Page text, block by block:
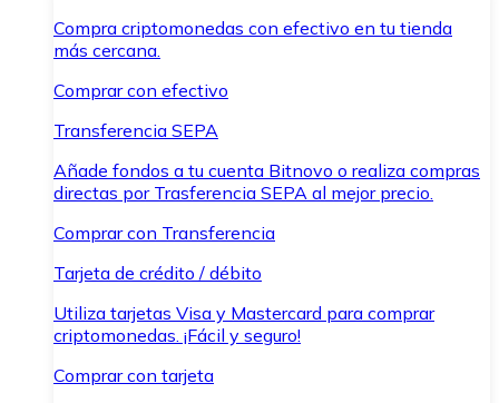
Compra criptomonedas con efectivo en tu tienda
más cercana.
Comprar con efectivo
Transferencia SEPA
Añade fondos a tu cuenta Bitnovo o realiza compras
directas por Trasferencia SEPA al mejor precio.
Comprar con Transferencia
Tarjeta de crédito / débito
Utiliza tarjetas Visa y Mastercard para comprar
criptomonedas. ¡Fácil y seguro!
Comprar con tarjeta